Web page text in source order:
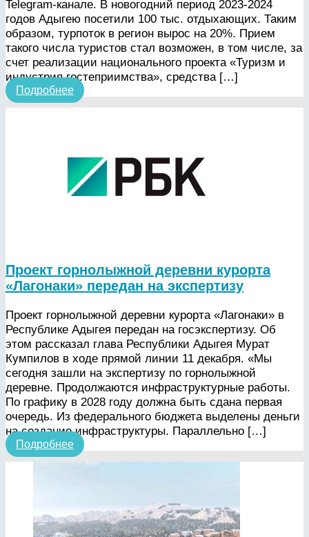
Telegram-канале. В новогодний период 2023-2024
годов Адыгею посетили 100 тыс. отдыхающих. Таким
образом, турпоток в регион вырос на 20%. Прием
такого числа туристов стал возможен, в том числе, за
счет реализации национального проекта «Туризм и
индустрия гостеприимства», средства […]
Подробнее
Проект горнолыжной деревни курорта
«Лагонаки» передан на экспертизу
Проект горнолыжной деревни курорта «Лагонаки» в
Республике Адыгея передан на госэкспертизу. Об
этом рассказал глава Республики Адыгея Мурат
Кумпилов в ходе прямой линии 11 декабря. «Мы
сегодня зашли на экспертизу по горнолыжной
деревне. Продолжаются инфраструктурные работы.
По графику в 2028 году должна быть сдана первая
очередь. Из федерального бюджета выделены деньги
на создание инфраструктуры. Параллельно […]
Подробнее